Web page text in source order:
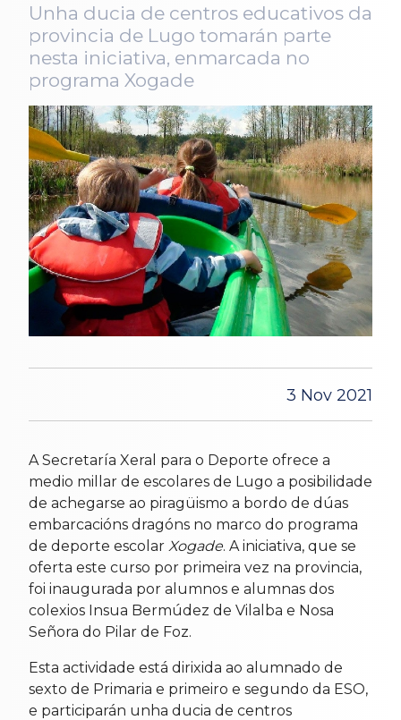
Unha ducia de centros educativos da
provincia de Lugo tomarán parte
nesta iniciativa, enmarcada no
programa Xogade
3 Nov 2021
A Secretaría Xeral para o Deporte ofrece a
medio millar de escolares de Lugo a posibilidade
de achegarse ao piragüismo a bordo de dúas
embarcacións dragóns no marco do programa
de deporte escolar Xogade. A iniciativa, que se
oferta este curso por primeira vez na provincia,
foi inaugurada por alumnos e alumnas dos
colexios Insua Bermúdez de Vilalba e Nosa
Señora do Pilar de Foz.
Esta actividade está dirixida ao alumnado de
sexto de Primaria e primeiro e segundo da ESO,
e participarán unha ducia de centros